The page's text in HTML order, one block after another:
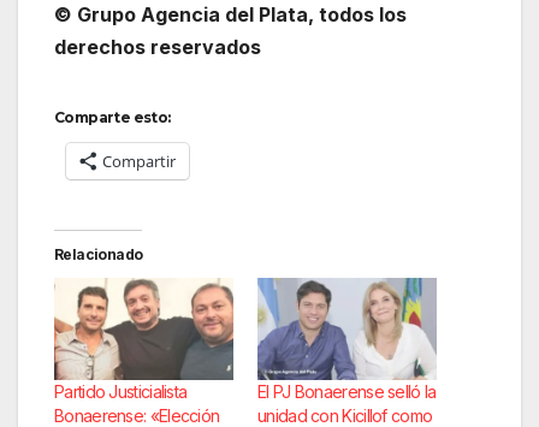
© Grupo Agencia del Plata, todos los
derechos reservados
Comparte esto:
Compartir
Relacionado
Partido Justicialista
Bonaerense: «Elección
El PJ Bonaerense selló la
unidad con Kicillof como